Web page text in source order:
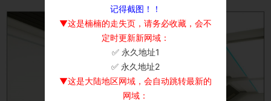
记得截图！！
▼这是楠楠的走失页，请务必收藏，会不
定时更新新网域：
✅ 永久地址1
✅ 永久地址2
▼这是大陆地区网域，会自动跳转最新的
网域：